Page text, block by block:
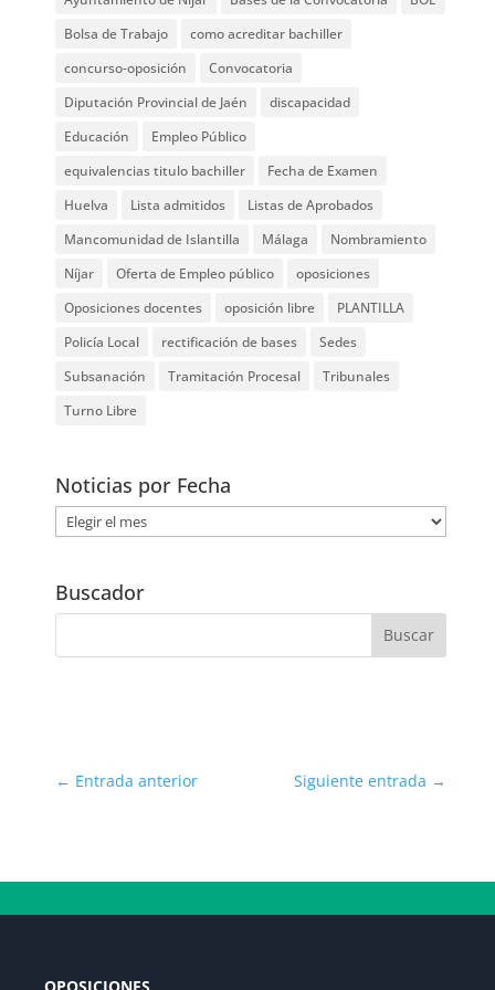
Bolsa de Trabajo
como acreditar bachiller
concurso-oposición
Convocatoria
Diputación Provincial de Jaén
discapacidad
Educación
Empleo Público
equivalencias titulo bachiller
Fecha de Examen
Huelva
Lista admitidos
Listas de Aprobados
Mancomunidad de Islantilla
Málaga
Nombramiento
Níjar
Oferta de Empleo público
oposiciones
Oposiciones docentes
oposición libre
PLANTILLA
Policía Local
rectificación de bases
Sedes
Subsanación
Tramitación Procesal
Tribunales
Turno Libre
Noticias por Fecha
Noticias
por
Buscador
← Entrada anterior Siguiente entrada →